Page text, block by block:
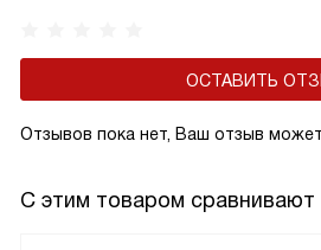
ОСТАВИТЬ
Отзывов пока нет, Ваш отзыв
С этим товаром сравнивают